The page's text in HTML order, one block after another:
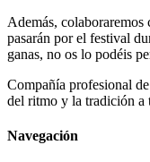
Además,
pasarán por el festival
ganas, no os lo podéis
Compañía profesional
del ritmo y la tradición a
Navegación